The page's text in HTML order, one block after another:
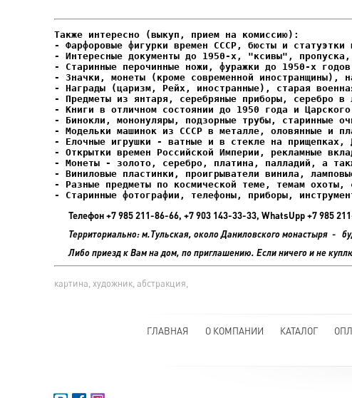
- Фарфоровые фигурки времен СССР, бюсты и статуэтки
- Интересные документы до 1950-х, "ксивы", пропуска,
- Елочные игрушки - ватные и в стекле на прищепках,
- Старинные фотографии, телефоны, приборы,
Телефон +7 985 211-86-66, +7 903 143-33-33, WhatsUpp +7 985
Территориально: м.Тульская, около Даниловского монастыря -
Либо приезд к Вам на дом, по приглашению. Если ничего и не
картина, художник, абстракция,
ГЛАВНАЯ О КОМПАНИИ КАТАЛОГ